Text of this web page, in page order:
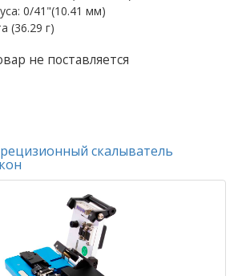
0/41"(10.41 мм)
(36.29 г)
не поставляется
скалыватель